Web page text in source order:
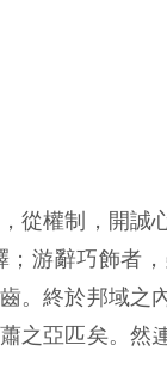
從權制，開誠
游辭巧飾者
。終於邦域之
之亞匹矣。然